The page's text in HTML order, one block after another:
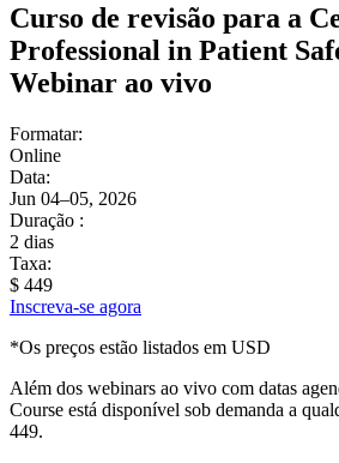
Curso de revisão para a
Professional in Patient
Webinar ao vivo
Formatar:
Online
Data:
Jun 04–05, 2026
Duração :
2 dias
Taxa:
$ 449
Inscreva-se agora
*Os preços estão listados em USD
Além dos webinars ao vivo com datas
Course está disponível sob demanda a
449.